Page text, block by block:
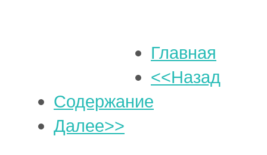
Главная
<<Назад
Содержание
Далее>>